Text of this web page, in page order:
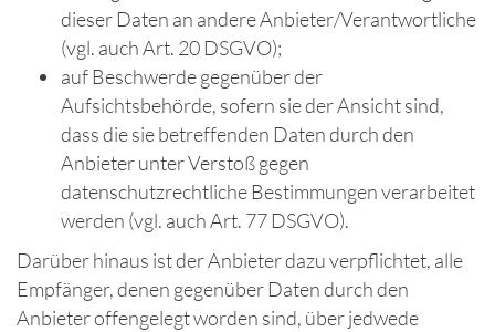
dieser Daten an andere Anbieter/Verantwortliche
(vgl. auch Art. 20 DSGVO);
auf Beschwerde gegenüber der
Aufsichtsbehörde, sofern sie der Ansicht sind,
dass die sie betreffenden Daten durch den
Anbieter unter Verstoß gegen
datenschutzrechtliche Bestimmungen verarbeitet
werden (vgl. auch Art. 77 DSGVO).
Darüber hinaus ist der Anbieter dazu verpflichtet, alle
Empfänger, denen gegenüber Daten durch den
Anbieter offengelegt worden sind, über jedwede